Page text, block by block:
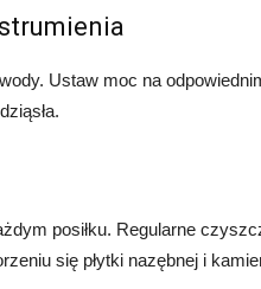
Ustaw moc na
posiłku. Regularne
się płytki nazębnej i